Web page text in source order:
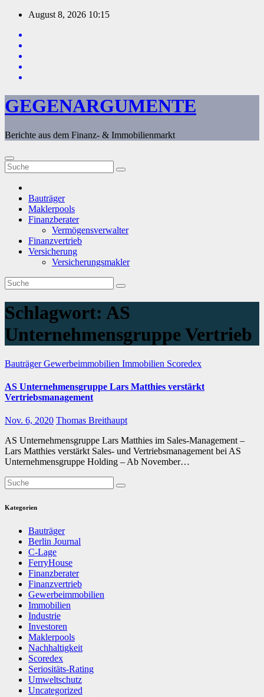
Zum
springen
August 8, 2026 10:15
GEGENARGUMENTE
Berichte aus dem Finanz- & Immobilienmarkt
Bauträger
Maklerpools
Finanzberater
Vermögensverwalter
Finanzvertrieb
Versicherung
Versicherungsmakler
Schlagwort: AS
Unternehmensgruppe Vertrieb
BauträgerGewerbeimmobilien Immobilien Scoredex
AS Unternehmensgruppe Lars Matthies verstärkt
Vertriebsmanagement
Nov. 6, 2020 Thomas Breithaupt
AS Unternehmensgruppe Lars Matthies im Sales-Management –
Lars Matthies verstärkt Sales- und Vertriebsmanagement bei AS
Unternehmensgruppe Holding – Ab November…
Kategorien
Bauträger
Berlin Journal
C-Lage
FerryHouse
Finanzberater
Finanzvertrieb
Gewerbeimmobilien
Immobilien
Industrie
Investoren
Maklerpools
Nachhaltigkeit
Scoredex
Seriositäts-Rating
Umweltschutz
Uncategorized